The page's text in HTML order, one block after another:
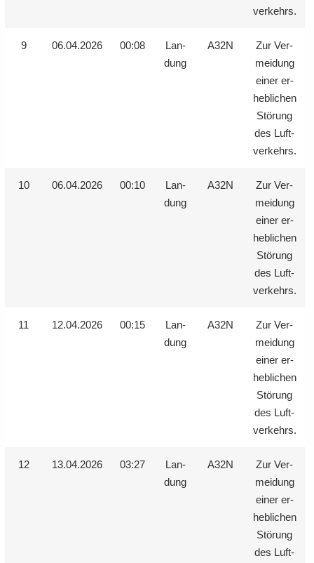
ver­kehrs.
9 06.04.2026 00:08
Lan­
dung
A32N
Zur Ver­
mei­dung
einer er­
heb­li­chen
Stö­rung
des Luft­
ver­kehrs.
10 06.04.2026 00:10
Lan­
dung
A32N
Zur Ver­
mei­dung
einer er­
heb­li­chen
Stö­rung
des Luft­
ver­kehrs.
11 12.04.2026 00:15
Lan­
dung
A32N
Zur Ver­
mei­dung
einer er­
heb­li­chen
Stö­rung
des Luft­
ver­kehrs.
12 13.04.2026 03:27
Lan­
dung
A32N
Zur Ver­
mei­dung
einer er­
heb­li­chen
Stö­rung
des Luft­